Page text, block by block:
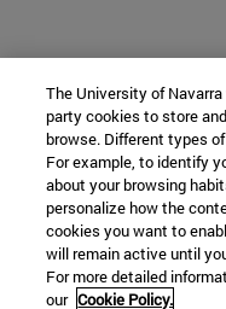
The University of
party cookies to store
browse. Different types
For example, to identify
about your browsing
personalize how the
cookies you want to
will remain active until
For more detailed
our Cookie Policy.